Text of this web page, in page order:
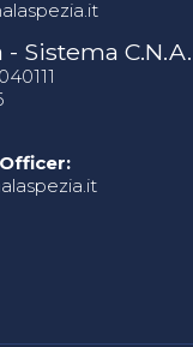
- Sistema